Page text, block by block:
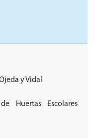
y Vidal
Huertas Escolares